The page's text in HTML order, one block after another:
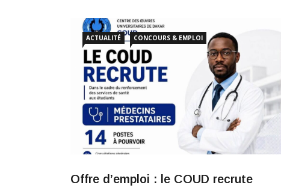
envoyant votre CV par email à l’adresse suivante :
infos@africatourismsolutions.com Date limite : 13
août 2026
ACTUALITÉ CONCOURS & EMPLOI
Offre d’emploi : le COUD recrute